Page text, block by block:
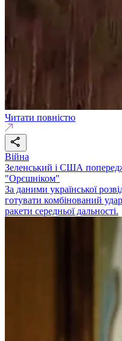
Читати повністю
Війна
Зеленський і США
"Орєшніком"
За даними української
готувати комбінований
ракети середньої дальності.